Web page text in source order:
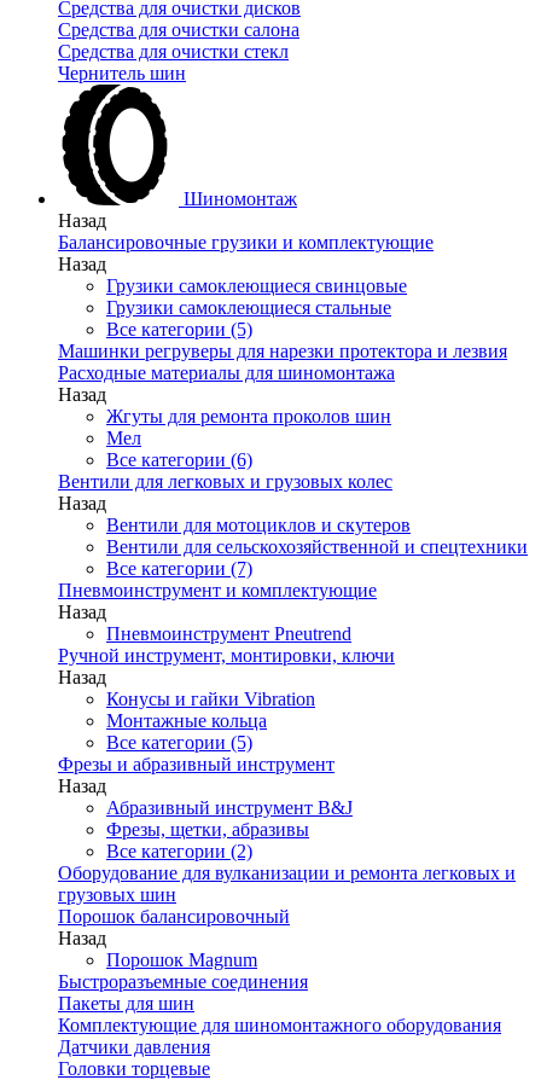
Средства для очистки дисков
Средства для очистки салона
Средства для очистки стекл
Чернитель шин
Шиномонтаж
Назад
Балансировочные грузики и комплектующие
Назад
Грузики самоклеющиеся свинцовые
Грузики самоклеющиеся стальные
Все категории (5)
Машинки регруверы для нарезки протектора и лезвия
Расходные материалы для шиномонтажа
Назад
Жгуты для ремонта проколов шин
Мел
Все категории (6)
Вентили для легковых и грузовых колес
Назад
Вентили для мотоциклов и скутеров
Вентили для сельскохозяйственной и спецтехники
Все категории (7)
Пневмоинструмент и комплектующие
Назад
Пневмоинструмент Pneutrend
Ручной инструмент, монтировки, ключи
Назад
Конусы и гайки Vibration
Монтажные кольца
Все категории (5)
Фрезы и абразивный инструмент
Назад
Абразивный инструмент B&J
Фрезы, щетки, абразивы
Все категории (2)
Оборудование для вулканизации и ремонта легковых и
грузовых шин
Порошок балансировочный
Назад
Порошок Magnum
Быстроразъемные соединения
Пакеты для шин
Комплектующие для шиномонтажного оборудования
Датчики давления
Головки торцевые